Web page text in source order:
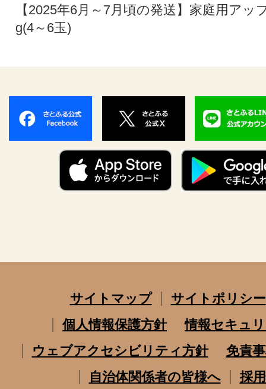
【2025年6月～7月頃の発送】家庭用アッ
g(4～6玉)
サイトマップ
サイトポリシー
個人情報保護方針
情報セキュ
ウェブアクセシビリティ方針
免責
自治体関係者の皆様へ
採